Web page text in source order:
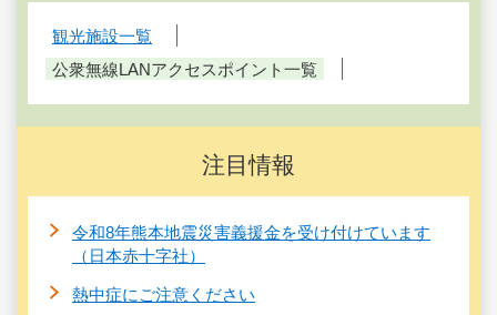
観光施設一覧
公衆無線LANアクセスポイント一覧
注目情報
令和8年熊本地震災害義援金を受け付けています
（日本赤十字社）
熱中症にご注意ください